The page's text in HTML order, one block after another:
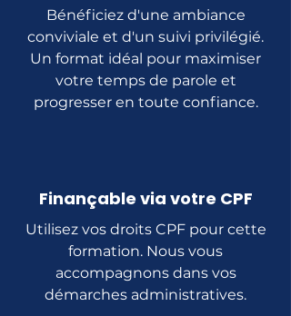
Bénéficiez d'une ambiance
conviviale et d'un suivi privilégié.
Un format idéal pour maximiser
votre temps de parole et
progresser en toute confiance.
Finançable via votre CPF
Utilisez vos droits CPF pour cette
formation. Nous vous
accompagnons dans vos
démarches administratives.